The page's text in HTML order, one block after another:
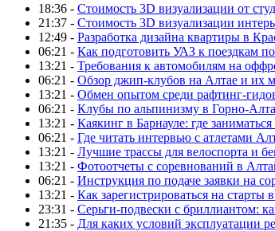
18:36 - Стоимость 3D визуализации от
21:37 - Стоимость 3D визуализации
12:49 - Разработка дизайна квартиры в
06:21 - Как подготовить УАЗ к поездкам
13:21 - Требования к автомобилям на
06:21 - Обзор джип-клубов на Алтае и их
13:21 - Обмен опытом среди рафтинг-
06:21 - Клубы по альпинизму в Горно-
13:21 - Каякинг в Барнауле: где
06:21 - Где читать интервью с атлетами
13:21 - Лучшие трассы для велоспорта и
13:21 - Фотоотчеты с соревнований в
06:21 - Инструкция по подаче заявки на
13:21 - Как зарегистрироваться на старты
23:31 - Серьги-подвески с бриллиантом:
21:35 - Для каких условий эксплуатации